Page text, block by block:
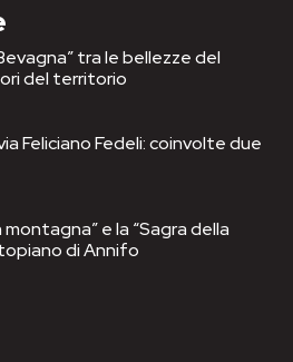
tra le bellezze del
del territorio
Feliciano Fedeli: coinvolte due
e la “Sagra della
di Annifo